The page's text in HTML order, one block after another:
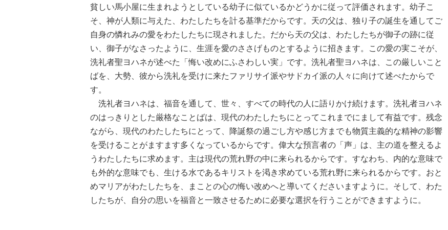
貧しい馬小屋に生まれようとしている幼子に似ているかどうかに従って評価されます。幼子こ
そ、神が人類に与えた、わたしたちを計る基準だからです。天の父は、独り子の誕生を通してご
自身の憐れみの愛をわたしたちに現されました。だから天の父は、わたしたちが御子の跡に従
い、御子がなさったように、生涯を愛のささげものとするように招きます。この愛の実こそが、
洗礼者聖ヨハネが述べた「悔い改めにふさわしい実」です。洗礼者聖ヨハネは、この厳しいこと
ばを、大勢、彼から洗礼を受けに来たファリサイ派やサドカイ派の人々に向けて述べたからで
す。
洗礼者ヨハネは、福音を通して、世々、すべての時代の人に語りかけ続けます。洗礼者ヨハネ
のはっきりとした厳格なことばは、現代のわたしたちにとってこれまでにまして有益です。残念
ながら、現代のわたしたちにとって、降誕祭の過ごし方や感じ方までも物質主義的な精神の影響
を受けることがますます多くなっているからです。偉大な預言者の「声」は、主の道を整えるよ
うわたしたちに求めます。主は現代の荒れ野の中に来られるからです。すなわち、内的な意味で
も外的な意味でも、生ける水であるキリストを渇き求めている荒れ野に来られるからです。おと
めマリアがわたしたちを、まことの心の悔い改めへと導いてくださいますように。そして、わた
したちが、自分の思いを福音と一致させるために必要な選択を行うことができますように。